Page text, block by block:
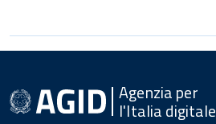
Agenzia per
l'Italia digitale